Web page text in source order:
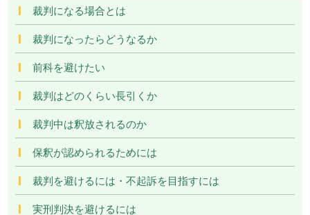
裁判になる場合とは
裁判になったらどうなるか
前科を避けたい
裁判はどのくらい長引くか
裁判中は釈放されるのか
保釈が認められるためには
裁判を避けるには・不起訴を目指すには
実刑判決を避けるには